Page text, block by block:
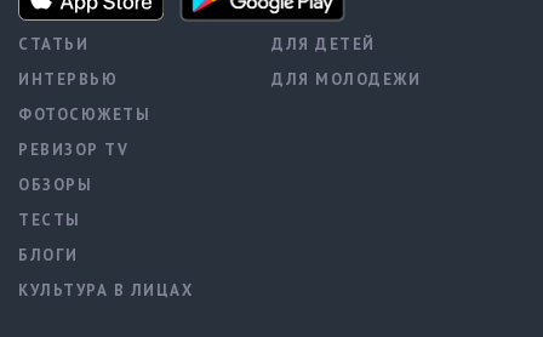
СТАТЬИ
ИНТЕРВЬЮ
ФОТОСЮЖЕТЫ
РЕВИЗОР TV
ОБЗОРЫ
ТЕСТЫ
БЛОГИ
КУЛЬТУРА В ЛИЦАХ
ДЛЯ ДЕТЕЙ
ДЛЯ МОЛОДЕЖИ